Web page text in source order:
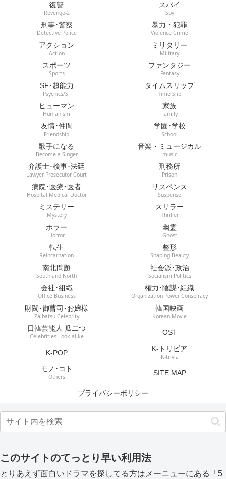
復讐
Revenge-2
スパイ
Spy
刑事･警察
Detective Police
暴力・犯罪
Violence Crime
アクション
Action
ミリタリー
Military
スポーツ
Sports
ファンタジー
Fantasy
SF･超能力
Psychics/SF
タイムスリップ
Time Slip
ヒューマン
Humanism
家族
Family
友情･仲間
Friendship
学園･学校
School
歌手になる
Become a Singer
音楽・ミュージカル
music
弁護士･検事･法廷
Lawyer Prosecutor Court
刑務所
Prison
病院･医療･医者
Hospital Medical Doctor
サスペンス
Suspense
ミステリー
Mystery
スリラー
Thriller
ホラー
Horror
幽霊
Ghost
転生
Reincarnation
整形
Shaping Beauty
南北問題
South and North
社会派･政治
Socialism Politics
会社･組織
Office Business
権力･陰謀･組織
Organization Power Conspiracy
財閥･御曹司･お嬢様
Zaibatsu Celebrity
韓国映画
Korean Movie
日韓芸能人 瓜二つ
Celebrities Look alike OST
K-POP K-トリビア
K-trivia
モノ･コト
Others SITE MAP
プライバシーポリシー
このサイトのてっとり早い利用法
とりあえず面白いドラマを探してる方はメーニューにある「5